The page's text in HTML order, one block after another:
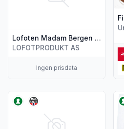
Lofoten Madam Bergen Hjertefiskekaker 800g
LOFOTPRODUKT AS
Ingen prisdata
Vis flere detaljer for produktet